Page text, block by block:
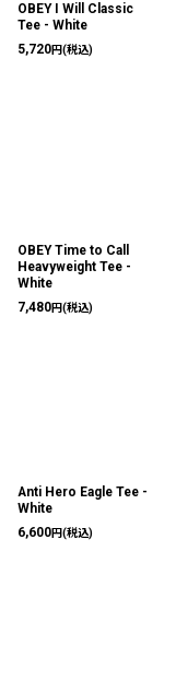
OBEY I Will Classic
Tee - White
5,720円(税込)
OBEY Time to Call
Heavyweight Tee -
White
7,480円(税込)
Anti Hero Eagle Tee -
White
6,600円(税込)